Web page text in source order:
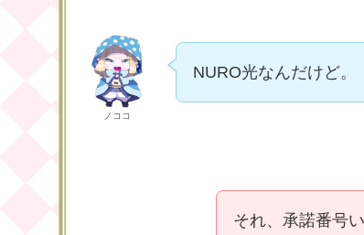
ノココ
NURO光なんだけど。
それ、承諾番号